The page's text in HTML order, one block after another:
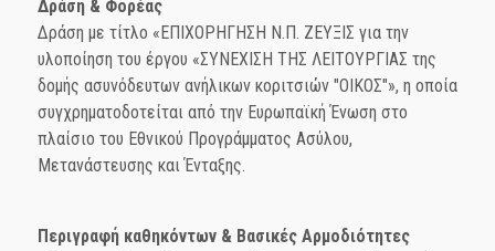
Δράση & Φορέας
Δράση με τίτλο «ΕΠΙΧΟΡΗΓΗΣΗ Ν.Π. ΖΕΥΞΙΣ για την
υλοποίηση του έργου «ΣΥΝΕΧΙΣΗ ΤΗΣ ΛΕΙΤΟΥΡΓΙΑΣ της
δομής ασυνόδευτων ανήλικων κοριτσιών "ΟΙΚΟΣ"», η οποία
συγχρηματοδοτείται από την Ευρωπαϊκή Ένωση στο
πλαίσιο του Εθνικού Προγράμματος Ασύλου,
Μετανάστευσης και Ένταξης.
Περιγραφή καθηκόντων & Βασικές Αρμοδιότητες